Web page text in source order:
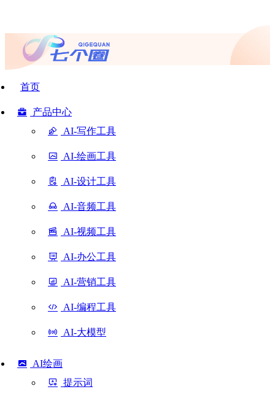
首页
产品中心
AI-写作工具
AI-绘画工具
AI-设计工具
AI-音频工具
AI-视频工具
AI-办公工具
AI-营销工具
AI-编程工具
AI-大模型
AI绘画
提示词